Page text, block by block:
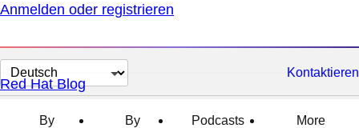
Anmelden oder registrieren
Sprache
auswählen
Kontaktieren
Red Hat Blog
By
By
Podcasts
More